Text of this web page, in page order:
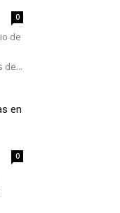
0
de
de...
en
0